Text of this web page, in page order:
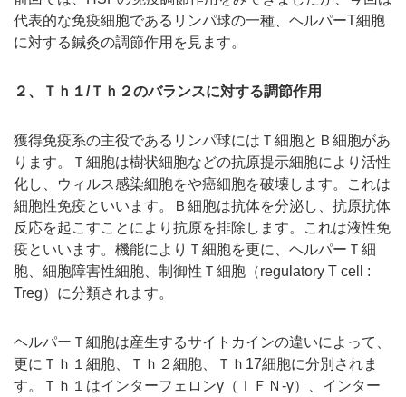
代表的な免疫細胞であるリンパ球の一種、ヘルパーT細胞
に対する鍼灸の調節作用を見ます。
２、Ｔｈ１/Ｔｈ２のバランスに対する調節作用
獲得免疫系の主役であるリンパ球にはＴ細胞とＢ細胞があ
ります。Ｔ細胞は樹状細胞などの抗原提示細胞により活性
化し、ウィルス感染細胞をや癌細胞を破壊します。これは
細胞性免疫といいます。Ｂ細胞は抗体を分泌し、抗原抗体
反応を起こすことにより抗原を排除します。これは液性免
疫といいます。機能によりＴ細胞を更に、ヘルパーＴ細
胞、細胞障害性細胞、制御性Ｔ細胞（regulatory T cell :
Treg）に分類されます。
ヘルパーＴ細胞は産生するサイトカインの違いによって、
更にＴｈ１細胞、Ｔｈ２細胞、Ｔｈ17細胞に分別されま
す。Ｔｈ１はインターフェロンγ（ＩＦＮ-γ）、インター